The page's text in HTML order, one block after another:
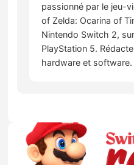
passionné par le jeu-
of Zelda: Ocarina of
Nintendo Switch 2,
PlayStation 5.
hardware et software.